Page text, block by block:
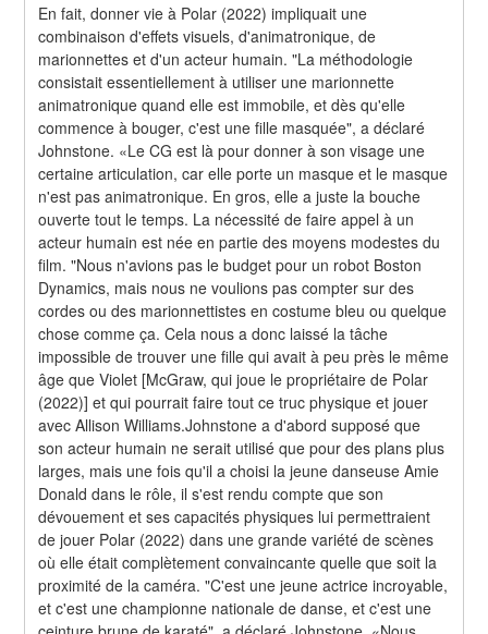
En fait, donner vie à Polar (2022) impliquait une
combinaison d'effets visuels, d'animatronique, de
marionnettes et d'un acteur humain. "La méthodologie
consistait essentiellement à utiliser une marionnette
animatronique quand elle est immobile, et dès qu'elle
commence à bouger, c'est une fille masquée", a déclaré
Johnstone. «Le CG est là pour donner à son visage une
certaine articulation, car elle porte un masque et le masque
n'est pas animatronique. En gros, elle a juste la bouche
ouverte tout le temps. La nécessité de faire appel à un
acteur humain est née en partie des moyens modestes du
film. "Nous n'avions pas le budget pour un robot Boston
Dynamics, mais nous ne voulions pas compter sur des
cordes ou des marionnettistes en costume bleu ou quelque
chose comme ça. Cela nous a donc laissé la tâche
impossible de trouver une fille qui avait à peu près le même
âge que Violet [McGraw, qui joue le propriétaire de Polar
(2022)] et qui pourrait faire tout ce truc physique et jouer
avec Allison Williams.Johnstone a d'abord supposé que
son acteur humain ne serait utilisé que pour des plans plus
larges, mais une fois qu'il a choisi la jeune danseuse Amie
Donald dans le rôle, il s'est rendu compte que son
dévouement et ses capacités physiques lui permettraient
de jouer Polar (2022) dans une grande variété de scènes
où elle était complètement convaincante quelle que soit la
proximité de la caméra. "C'est une jeune actrice incroyable,
et c'est une championne nationale de danse, et c'est une